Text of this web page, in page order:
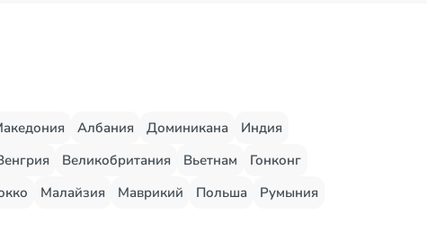
Албания Доминикана
Индия
Великобритания Вьетнам
Гонконг
Малайзия Маврикий Польша
Румыния